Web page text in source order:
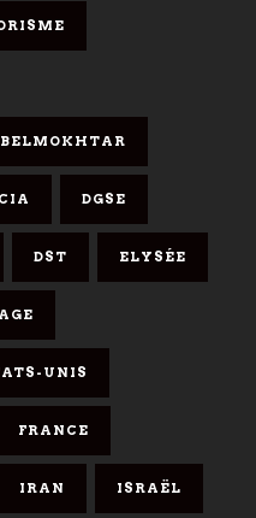
BELMOKHTAR
CIA DGSE
DST ELYSÉE
UNIS
FRANCE
IRAN ISRAËL